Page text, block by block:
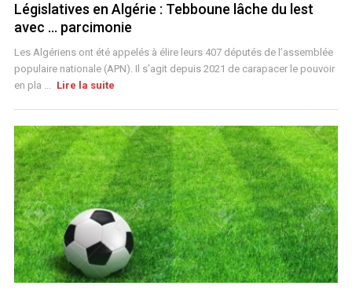
Législatives en Algérie : Tebboune lâche du lest
avec … parcimonie
Les Algériens ont été appelés à élire leurs 407 députés de l’assemblée
populaire nationale (APN). Il s’agit depuis 2021 de carapacer le pouvoir
en pla ... Lire la suite